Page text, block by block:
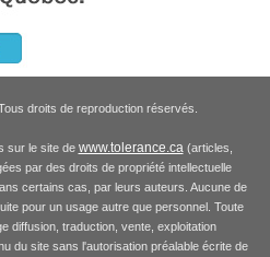
droits de reproduction réservés.
sur le site de www.tolerance.ca(articles,
par des droits de propriété intellectuelle
certains cas, par leurs auteurs. Aucune de
pour un usage autre que personnel. Toute
diffusion, traduction, vente, exploitation
du site sans l'autorisation préalable écrite de